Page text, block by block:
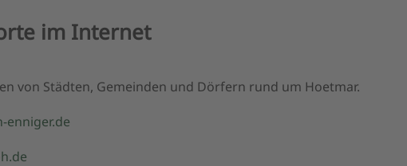
im Internet
von Städten, Gemeinden und Dörfern rund um Hoetmar.
enniger.de